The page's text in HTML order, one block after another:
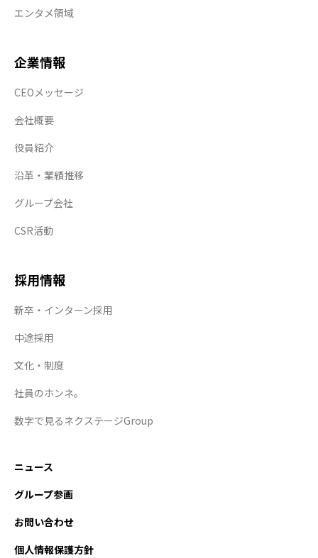
エンタメ領域
企業情報
CEOメッセージ
会社概要
役員紹介
沿革・業績推移
グループ会社
CSR活動
採用情報
新卒・インターン採用
中途採用
文化・制度
社員のホンネ。
数字で見るネクステージGroup
ニュース
グループ参画
お問い合わせ
個人情報保護方針